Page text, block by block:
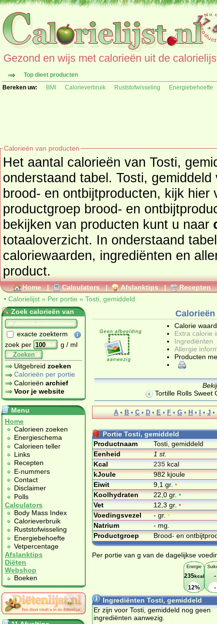
Gezond en wijs met calorieën uit de
Top dieet producten
Bereken uw:
BMI Calorieverbruik Ruststofwisseling Energiebehoefte
Calorieën van producten
Het aantal calorieën van Tosti, gemiddeld per
onderstaand tabel. Tosti, gemiddeld valt
brood- en ontbijtproducten, kijk hier
productgroep brood- en
bekijken van producten kunt u naar
totaaloverzicht. In onderstaand
caloriewaarden, ingrediënten en allergenen informatie van dit
product.
Home | Calculators | Afslanktips | Recepten
• Calorielijst » Per portie » Tosti, gemiddeld
Zoek calorieën van
exacte zoekterm
zoek per
g / ml
Zoeken
Uitgebreid zoeken
Calorieën per portie
Calorieën archief
Voor je website
Menu
Home
Calorieen zoeken
Energieschema
Calorieen teller
Links
Recepten
E-nummers
Contact
Disclaimer
Polls
Calculators
Body Mass Index
Calorieverbruik
Ruststofwisseling
Energiebehoefte
Vetpercentage
Afslanktips
Diëten
Webshop
Boeken
Calorie
Extra calorie
Ingrediënten
Allergie
Producten
Tortille Rolls Sweet
A • B • C • D • E • F • G • H • I • J •
Portie Tosti, gemiddeld
Productnaam
Tosti, gemiddeld
Eenheid
1 st.
Kcal
235 kcal
kJoule
982 kjoule
Eiwit
9,1 gr. •
Koolhydraten
22,0 gr.•
Vet
12,3 gr. •
Voedingsvezel
- gr.•
Natrium
- mg.
Productgroep
Brood- en
Per portie van g van de dagelijkse
Energie
235kcal
12%
-
-
Ingrediënten Tosti, gemiddeld
Er zijn voor Tosti, gemiddeld nog geen
ingrediënten aanwezig.